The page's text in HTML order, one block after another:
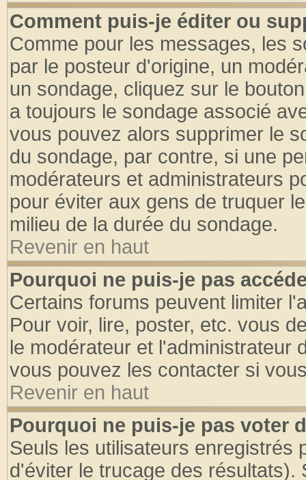
Comment puis-je éditer ou
Comme pour les messages, les
par le posteur d'origine, un
un sondage, cliquez sur le
a toujours le sondage associé
vous pouvez alors supprimer le
du sondage, par contre, si une
modérateurs et administrateurs
pour éviter aux gens de truquer
milieu de la durée du sondage.
Revenir en haut
Pourquoi ne puis-je pas
Certains forums peuvent limiter
Pour voir, lire, poster, etc. vous
le modérateur et l'administrateur
vous pouvez les contacter si
Revenir en haut
Pourquoi ne puis-je pas voter
Seuls les utilisateurs enregistrés
d'éviter le trucage des